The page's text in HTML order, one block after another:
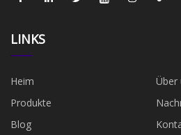
LINKS
Heim
Über
Produkte
Blog